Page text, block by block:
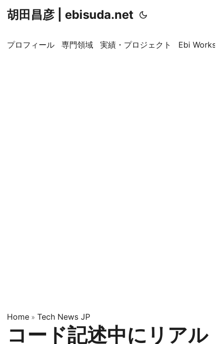
胡田昌彦 | ebisuda.net
プロフィール 専門領域 実績・プロジェクト Ebi
Home » Tech News JP
コード記述中にリアル